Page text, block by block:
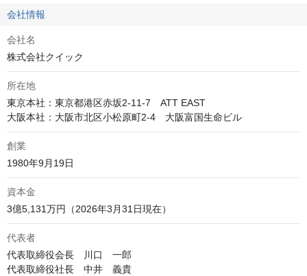
会社情報
会社名
株式会社クイック
所在地
東京本社：東京都港区赤坂2-11-7　ATT EAST
大阪本社：大阪市北区小松原町2-4　大阪富国生命ビル
創業
1980年9月19日
資本金
3億5,131万円（2026年3月31日現在）
代表者
代表取締役会長　川口　一郎
代表取締役社長　中井　義貴